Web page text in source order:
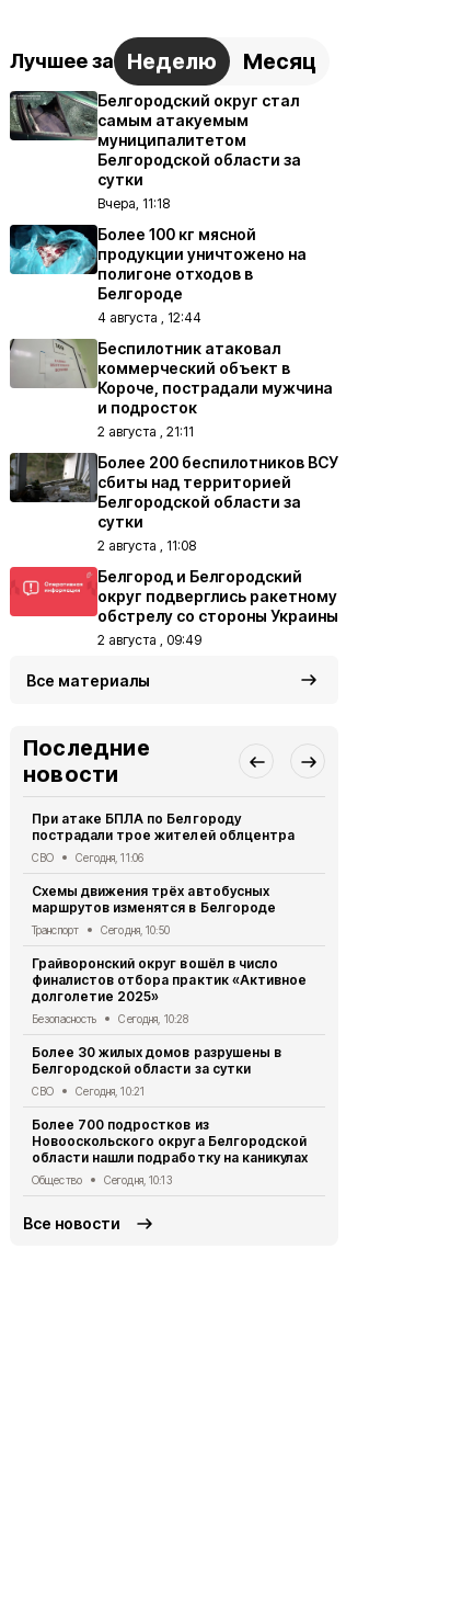
Лучшее за Неделю Месяц
Белгородский округ стал
самым атакуемым
муниципалитетом
Белгородской области за
сутки
Вчера, 11:18
Более 100 кг мясной
продукции уничтожено на
полигоне отходов в
Белгороде
4 августа , 12:44
Беспилотник атаковал
коммерческий объект в
Короче, пострадали мужчина
и подросток
2 августа , 21:11
Более 200 беспилотников ВСУ
сбиты над территорией
Белгородской области за
сутки
2 августа , 11:08
Белгород и Белгородский
округ подверглись ракетному
обстрелу со стороны Украины
2 августа , 09:49
Все материалы
Последние
новости
При атаке БПЛА по Белгороду
пострадали трое жителей облцентра
СВО Сегодня, 11:06
Схемы движения трёх автобусных
маршрутов изменятся в Белгороде
Транспорт Сегодня, 10:50
Грайворонский округ вошёл в число
финалистов отбора практик «Активное
долголетие 2025»
Безопасность Сегодня, 10:28
Более 30 жилых домов разрушены в
Белгородской области за сутки
СВО Сегодня, 10:21
Более 700 подростков из
Новооскольского округа Белгородской
области нашли подработку на каникулах
Общество Сегодня, 10:13
Все новости